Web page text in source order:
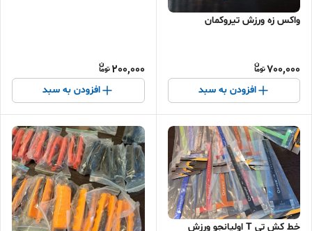
واکس زه ورزش تیروکمان
700,000
افزودن به سبد
200,000
افزودن به سبد
خط کش تی T اولیانجو ورزش